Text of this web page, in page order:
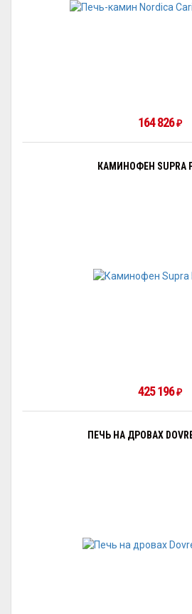
164 826₽
КАМИНОФЕН SUPRA
425 196₽
ПЕЧЬ НА ДРОВАХ